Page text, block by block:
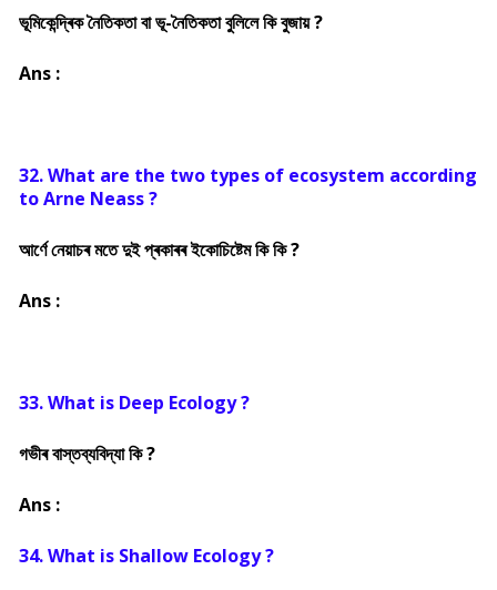
ভূমিকেন্দ্ৰিক নৈতিকতা বা ভূ-নৈতিকতা বুলিলে কি বুজায় ?
Ans :
32. What are the two types of ecosystem according
to Arne Neass ?
আৰ্ণে নেয়াচৰ মতে দুই প্ৰকাৰৰ ইকোচিষ্টেম কি কি ?
Ans :
33. What is Deep Ecology ?
গভীৰ বাস্তব্যবিদ্যা কি ?
Ans :
34. What is Shallow Ecology ?